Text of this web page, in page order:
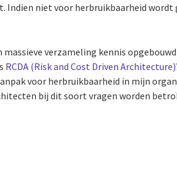
niet voor herbruikbaarheid wordt
verzameling kennis
RCDA (Risk and Cost Driven Architecture)
voor herbruikbaarheid in mijn
bij dit soort vragen worden